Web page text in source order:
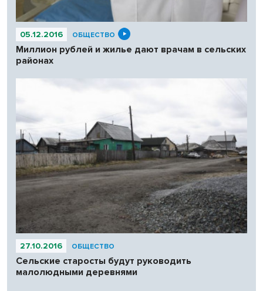
05.12.2016 ОБЩЕСТВО
Миллион рублей и жилье дают врачам в сельских
районах
27.10.2016 ОБЩЕСТВО
Сельские старосты будут руководить
малолюдными деревнями